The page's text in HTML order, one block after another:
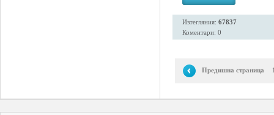
Изтегляния: 67837
Коментари: 0
Предишна страница